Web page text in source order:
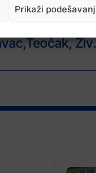
Prikaži
Danas